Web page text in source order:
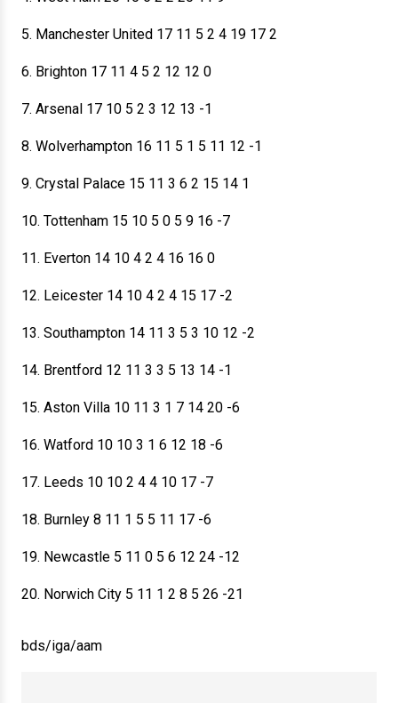
5. Manchester United 17 11 5 2 4 19 17 2
6. Brighton 17 11 4 5 2 12 12 0
7. Arsenal 17 10 5 2 3 12 13 -1
8. Wolverhampton 16 11 5 1 5 11 12 -1
9. Crystal Palace 15 11 3 6 2 15 14 1
10. Tottenham 15 10 5 0 5 9 16 -7
11. Everton 14 10 4 2 4 16 16 0
12. Leicester 14 10 4 2 4 15 17 -2
13. Southampton 14 11 3 5 3 10 12 -2
14. Brentford 12 11 3 3 5 13 14 -1
15. Aston Villa 10 11 3 1 7 14 20 -6
16. Watford 10 10 3 1 6 12 18 -6
17. Leeds 10 10 2 4 4 10 17 -7
18. Burnley 8 11 1 5 5 11 17 -6
19. Newcastle 5 11 0 5 6 12 24 -12
20. Norwich City 5 11 1 2 8 5 26 -21
bds/iga/aam